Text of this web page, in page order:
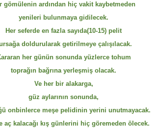
gömülenin ardından hiç vakit kaybetmeden
yenileri bulunmaya gidilecek.
Her seferde en fazla sayıda(10-15) pelit
doldurularak getirilmeye çalışılacak.
her günün sonunda yüzlerce tohum
toprağın bağrına yerleşmiş olacak.
Ve her bir alakarga,
güz aylarının sonunda,
onbinlerce meşe pelidinin yerini unutmayacak.
aç kalacağı kış günlerini hiç göremeden ölecek.